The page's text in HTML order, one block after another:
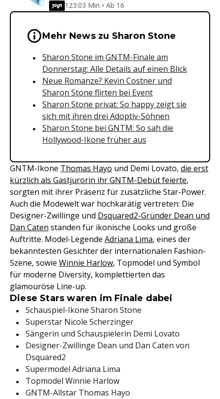
123:03 Min • Ab 16
Wichtige Hinweise &
Mehr News zu Sharon Stone
Sharon Stone im GNTM-Finale am
Donnerstag: Alle Details auf einen Blick
Neue Romanze? Kevin Costner und
Sharon Stone flirten bei Event
Sharon Stone privat: So happy zeigt sie
sich mit ihren drei Adoptiv-Söhnen
Sharon Stone bei GNTM: So sah die
Hollywood-Ikone früher aus
GNTM-Ikone Thomas Hayo und Demi Lovato, die erst
kürzlich als Gastjurorin ihr GNTM-Debüt feierte,
sorgten mit ihrer Präsenz für zusätzliche Star-Power.
Auch die Modewelt war hochkarätig vertreten: Die
Designer-Zwillinge und Dsquared2-Gründer Dean und
Dan Caten standen für ikonische Looks und große
Auftritte. Model-Legende Adriana Lima, eines der
bekanntesten Gesichter der internationalen Fashion-
Szene, sowie Winnie Harlow, Topmodel und Symbol
für moderne Diversity, komplettierten das
glamouröse Line-up.
Diese Stars waren im Finale dabei
Schauspiel-Ikone Sharon Stone
Superstar Nicole Scherzinger
Sängerin und Schauspielerin Demi Lovato
Designer-Zwillinge Dean und Dan Caten von
Dsquared2
Supermodel Adriana Lima
Topmodel Winnie Harlow
GNTM-Allstar Thomas Hayo